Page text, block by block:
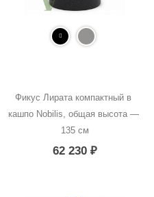
Фикус Лирата компактный в
кашпо Nobilis, общая высота —
135 см
62 230 ₽